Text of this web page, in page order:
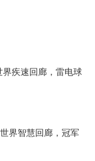
疾速回廊，雷电球
界智慧回廊，冠军